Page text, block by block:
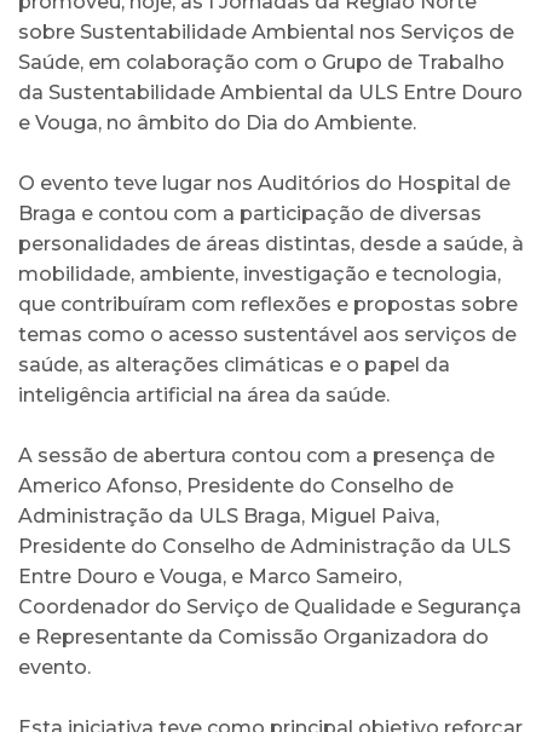
sobre Sustentabilidade Ambiental nos Serviços de
Saúde, em colaboração com o Grupo de Trabalho
da Sustentabilidade Ambiental da ULS Entre Douro
e Vouga, no âmbito do Dia do Ambiente.
O evento teve lugar nos Auditórios do Hospital de
Braga e contou com a participação de diversas
personalidades de áreas distintas, desde a saúde, à
mobilidade, ambiente, investigação e tecnologia,
que contribuíram com reflexões e propostas sobre
temas como o acesso sustentável aos serviços de
saúde, as alterações climáticas e o papel da
inteligência artificial na área da saúde.
A sessão de abertura contou com a presença de
Americo Afonso, Presidente do Conselho de
Administração da ULS Braga, Miguel Paiva,
Presidente do Conselho de Administração da ULS
Entre Douro e Vouga, e Marco Sameiro,
Coordenador do Serviço de Qualidade e Segurança
e Representante da Comissão Organizadora do
evento.
Esta iniciativa teve como principal objetivo reforçar